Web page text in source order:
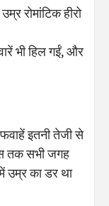
रोमांटिक हीरो
भी हिल गईं, और
इतनी तेजी से
तक सभी जगह
उम्र का डर था